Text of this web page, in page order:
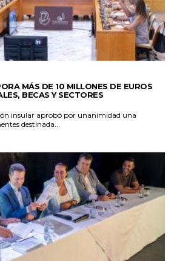
MÁS DE 10 MILLONES DE EUROS
BECAS Y SECTORES
insular aprobó por unanimidad una
destinada...